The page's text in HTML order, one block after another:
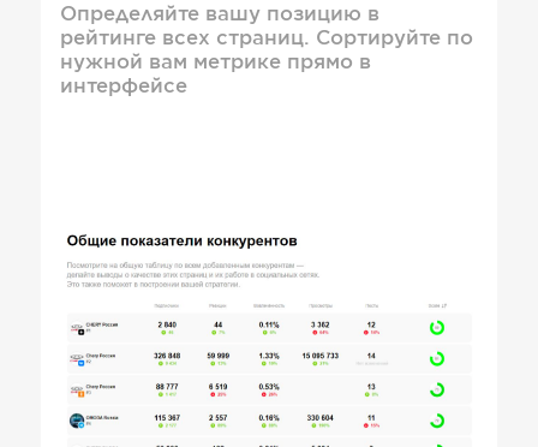
Определяйте вашу позицию в
рейтинге всех страниц. Сортируйте по
нужной вам метрике прямо в
интерфейсе